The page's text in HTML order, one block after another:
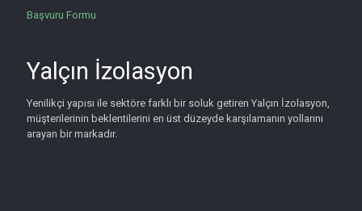
Başvuru Formu
Yalçın İzolasyon
Yenilikçi yapısı ile sektöre farklı bir soluk getiren Yalçın İzolasyon,
müşterilerinin beklentilerini en üst düzeyde karşılamanın yollarını
arayan bir markadır.